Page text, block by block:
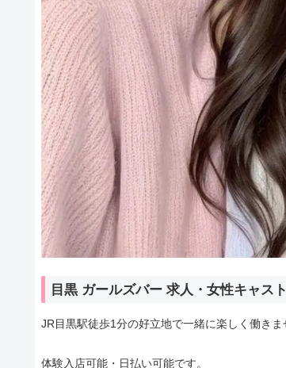
目黒 ガールズバー 求人・女性キャス
JR目黒駅徒歩1分の好立地で一緒に楽しく働きま
体験入店可能・日払い可能です。